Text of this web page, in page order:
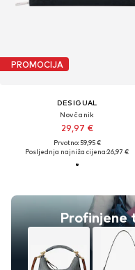
PROMOCIJA
DESIGUAL
Novčanik
29,97 €
Prvotno: 59,95 €
Posljednja najniža cijena:26,97 €
Profinjene